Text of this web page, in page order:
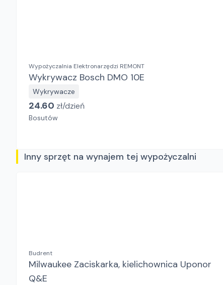
Wypożyczalnia Elektronarzędzi REMONT
Wykrywacz Bosch DMO 10E
Wykrywacze
24.60 zł/dzień
Bosutów
Inny sprzęt na wynajem tej wypożyczalni
Budrent
Milwaukee Zaciskarka, kielichownica Uponor
Q&E